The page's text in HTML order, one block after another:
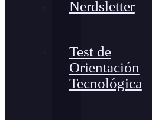
Nerdsletter
Test de
Orientación
Tecnológica